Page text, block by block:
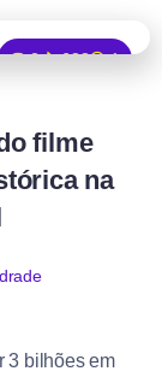
2 633
1
filme
na
3 bilhões em